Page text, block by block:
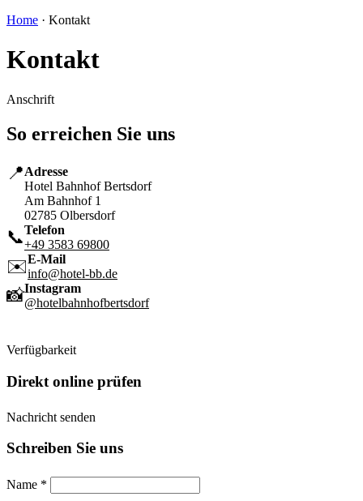
Home · Kontakt
Kontakt
Anschrift
So erreichen Sie uns
📍Adresse
Hotel Bahnhof Bertsdorf
Am Bahnhof 1
02785 Olbersdorf
📞Telefon
+49 3583 69800
✉️E-Mail
info@hotel-bb.de
📸Instagram
@hotelbahnhofbertsdorf
Verfügbarkeit
Direkt online prüfen
Nachricht senden
Schreiben Sie uns
Name *